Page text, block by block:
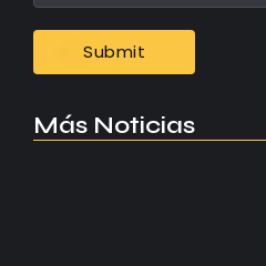
Más Noticias